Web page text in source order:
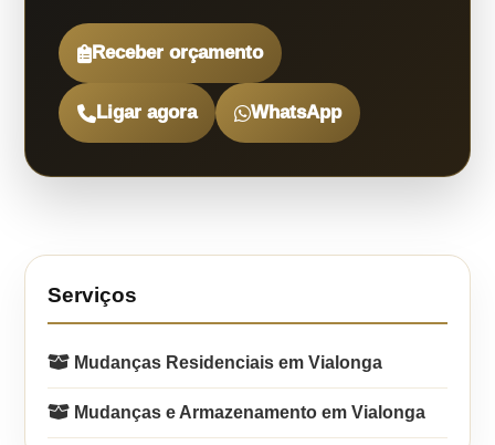
Receber orçamento
Ligar agora WhatsApp
Serviços
Mudanças Residenciais em Vialonga
Mudanças e Armazenamento em Vialonga